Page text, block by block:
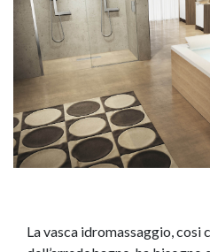
La vasca idromassaggio, cosi